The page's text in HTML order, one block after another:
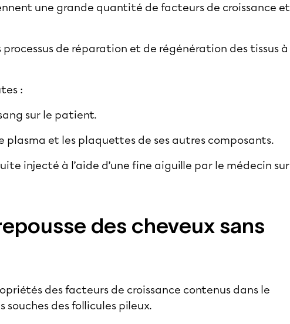
une grande quantité de facteurs de croissance et
de réparation et de régénération des tissus à
:
sur le patient.
plasma et les plaquettes de ses autres composants.
injecté à l’aide d’une fine aiguille par le médecin sur
des cheveux sans
des facteurs de croissance contenus dans le
souches des follicules pileux.